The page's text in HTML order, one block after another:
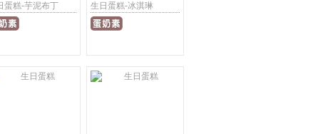
蛋糕-芋泥布丁 生日蛋糕-冰淇琳